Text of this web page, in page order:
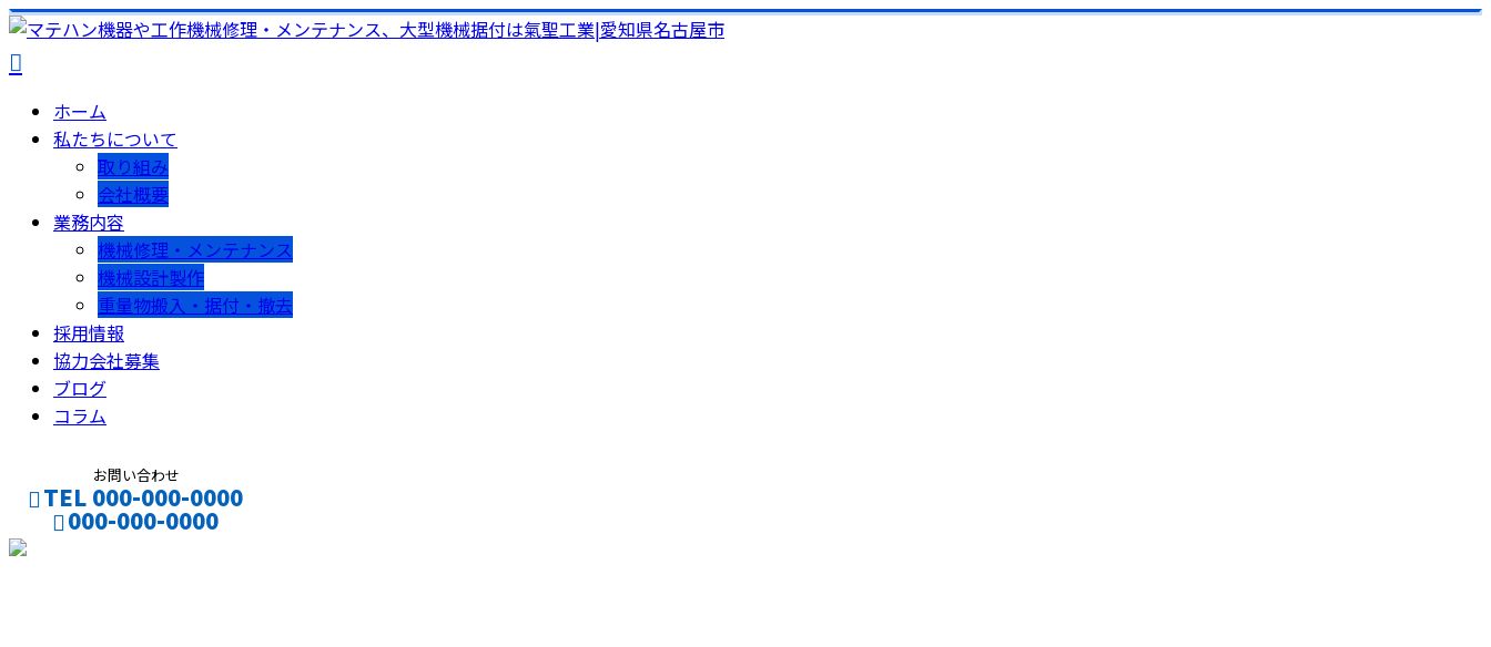
ホーム
私たちについて
取り組み
会社概要
業務内容
機械修理・メンテナンス
機械設計製作
重量物搬入・据付・撤去
採用情報
協力会社募集
ブログ
コラム
お問い合わせ
TEL 000-000-0000
000-000-0000